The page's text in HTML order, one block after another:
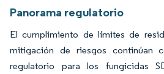
Panorama regulatorio
El cumplimiento de límites de
mitigación de riesgos continúan
regulatorio para los fungicidas